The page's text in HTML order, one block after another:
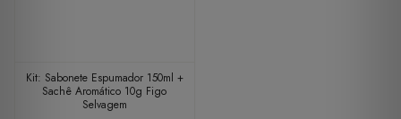
Kit: Sabonete Espumador 150ml +
Sachê Aromático 10g Figo
Selvagem